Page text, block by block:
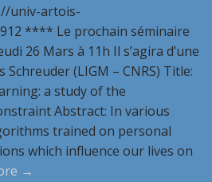
univ-artois-
**** Le prochain séminaire
26 Mars à 11h Il s’agira d’une
(LIGM – CNRS) Title:
a study of the
Abstract: In various
trained on personal
which influence our lives on
→